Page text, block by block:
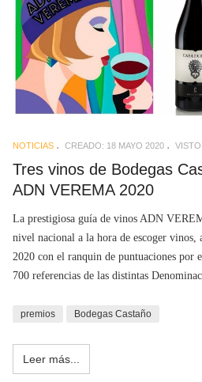
NOTICIAS CREADO: 18 MAYO 2020
Tres vinos de Bodegas
ADN VEREMA 2020
La prestigiosa guía de vinos ADN
nivel nacional a la hora de escoger vinos,
2020 con el ranquin de puntuaciones por
700 referencias de las distintas
premios Bodegas Castaño
Leer más...